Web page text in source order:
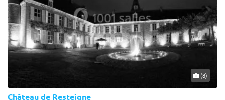
(8)
Château de Resteigne